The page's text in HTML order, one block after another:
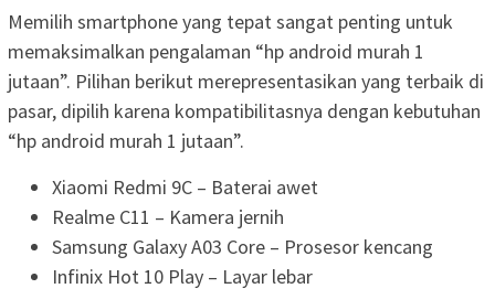
Memilih smartphone yang tepat sangat penting untuk
memaksimalkan pengalaman “hp android murah 1
jutaan”. Pilihan berikut merepresentasikan yang terbaik di
pasar, dipilih karena kompatibilitasnya dengan kebutuhan
“hp android murah 1 jutaan”.
Xiaomi Redmi 9C – Baterai awet
Realme C11 – Kamera jernih
Samsung Galaxy A03 Core – Prosesor kencang
Infinix Hot 10 Play – Layar lebar